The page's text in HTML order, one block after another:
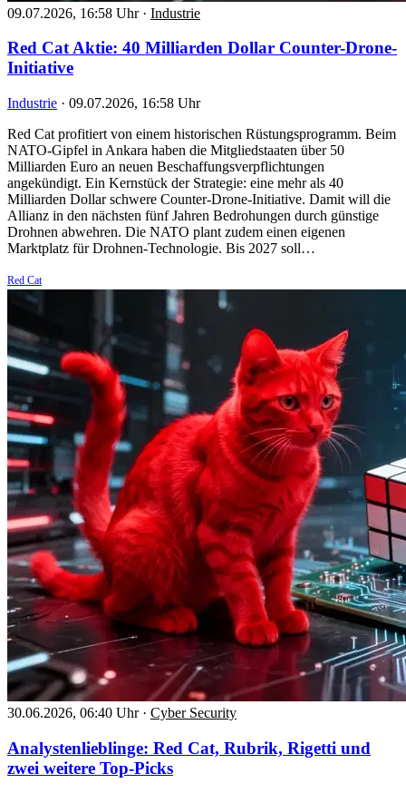
09.07.2026, 16:58 Uhr · Industrie
Red Cat Aktie: 40 Milliarden Dollar Counter-Drone-
Initiative
Industrie · 09.07.2026, 16:58 Uhr
Red Cat profitiert von einem historischen Rüstungsprogramm. Beim
NATO-Gipfel in Ankara haben die Mitgliedstaaten über 50
Milliarden Euro an neuen Beschaffungsverpflichtungen
angekündigt. Ein Kernstück der Strategie: eine mehr als 40
Milliarden Dollar schwere Counter-Drone-Initiative. Damit will die
Allianz in den nächsten fünf Jahren Bedrohungen durch günstige
Drohnen abwehren. Die NATO plant zudem einen eigenen
Marktplatz für Drohnen-Technologie. Bis 2027 soll…
Red Cat
30.06.2026, 06:40 Uhr · Cyber Security
Analystenlieblinge: Red Cat, Rubrik, Rigetti und
zwei weitere Top-Picks